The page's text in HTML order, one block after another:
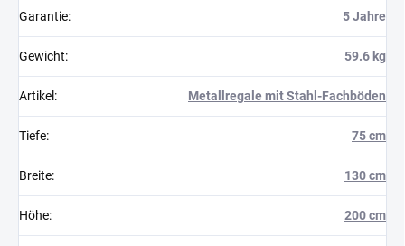
Garantie: 5 Jahre
Gewicht: 59.6 kg
Artikel : Metallregale mit Stahl-Fachböden
Tiefe: 75 cm
Breite: 130 cm
Höhe: 200 cm